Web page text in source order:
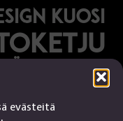
evästeitä
kuosi